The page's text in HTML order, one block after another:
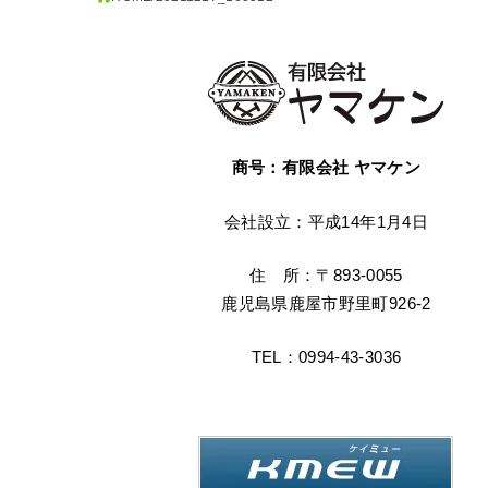
商号：有限会社 ヤマケン
会社設立：平成14年1月4日
住 所：〒893-0055
鹿児島県鹿屋市野里町926-2
TEL：0994-43-3036